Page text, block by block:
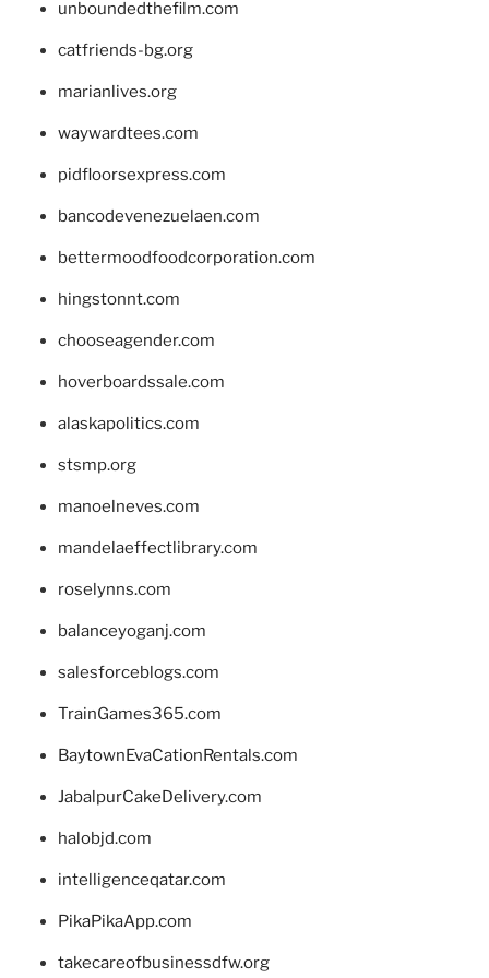
unboundedthefilm.com
catfriends-bg.org
marianlives.org
waywardtees.com
pidfloorsexpress.com
bancodevenezuelaen.com
bettermoodfoodcorporation.com
hingstonnt.com
chooseagender.com
hoverboardssale.com
alaskapolitics.com
stsmp.org
manoelneves.com
mandelaeffectlibrary.com
roselynns.com
balanceyoganj.com
salesforceblogs.com
TrainGames365.com
BaytownEvaCationRentals.com
JabalpurCakeDelivery.com
halobjd.com
intelligenceqatar.com
PikaPikaApp.com
takecareofbusinessdfw.org